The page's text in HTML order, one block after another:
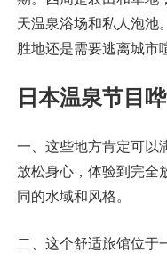
天温泉浴场和私人泡池
胜地还是需要逃离城市
日本温泉节目
一、这些地方肯定可以
放松身心，体验到完全
同的水域和风格。
二、这个舒适旅馆位于